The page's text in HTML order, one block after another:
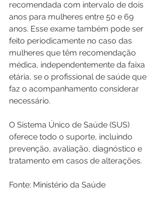
recomendada com intervalo de dois
anos para mulheres entre 50 e 69
anos. Esse exame também pode ser
feito periodicamente no caso das
mulheres que têm recomendação
médica, independentemente da faixa
etária, se o profissional de saúde que
faz o acompanhamento considerar
necessário.
O Sistema Único de Saúde (SUS)
oferece todo o suporte, incluindo
prevenção, avaliação, diagnóstico e
tratamento em casos de alterações.
Fonte: Ministério da Saúde